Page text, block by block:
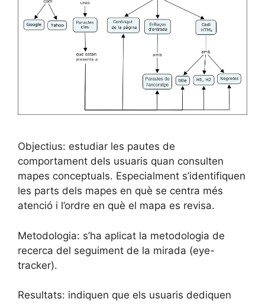
Objectius: estudiar les pautes de
comportament dels usuaris quan consulten
mapes conceptuals. Especialment s’identifiquen
les parts dels mapes en què se centra més
atenció i l’ordre en què el mapa es revisa.
Metodologia: s’ha aplicat la metodologia de
recerca del seguiment de la mirada (eye-
tracker).
Resultats: indiquen que els usuaris dediquen